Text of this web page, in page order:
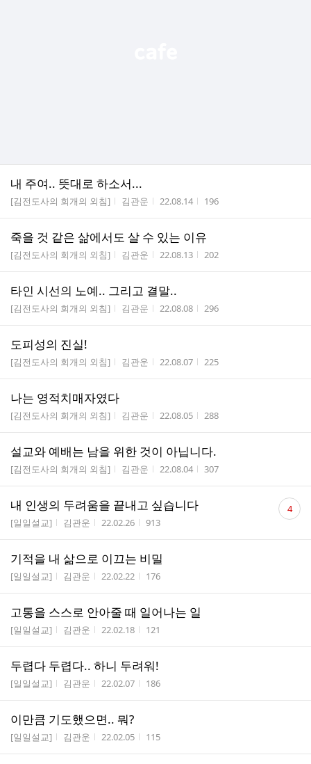
내 주여.. 뜻대로 하소서...
게시판명
[김전도사의 회개의 외침] 작성자
김관운 작성시간
22.08.14 조회수
196
죽을 것 같은 삶에서도 살 수 있는 이유
게시판명
[김전도사의 회개의 외침] 작성자
김관운 작성시간
22.08.13 조회수
202
타인 시선의 노예.. 그리고 결말..
게시판명
[김전도사의 회개의 외침] 작성자
김관운 작성시간
22.08.08 조회수
296
도피성의 진실!
게시판명
[김전도사의 회개의 외침] 작성자
김관운 작성시간
22.08.07 조회수
225
나는 영적치매자였다
게시판명
[김전도사의 회개의 외침] 작성자
김관운 작성시간
22.08.05 조회수
288
설교와 예배는 남을 위한 것이 아닙니다.
게시판명
[김전도사의 회개의 외침] 작성자
김관운 작성시간
22.08.04 조회수
307
내 인생의 두려움을 끝내고 싶습니다
게시판명
[일일설교] 작성자
김관운 작성시간
22.02.26 조회수
913
댓
글 4
기적을 내 삶으로 이끄는 비밀
게시판명
[일일설교] 작성자
김관운 작성시간
22.02.22 조회수
176
고통을 스스로 안아줄 때 일어나는 일
게시판명
[일일설교] 작성자
김관운 작성시간
22.02.18 조회수
121
두렵다 두렵다.. 하니 두려워!
게시판명
[일일설교] 작성자
김관운 작성시간
22.02.07 조회수
186
이만큼 기도했으면.. 뭐?
게시판명
[일일설교] 작성자
김관운 작성시간
22.02.05 조회수
115